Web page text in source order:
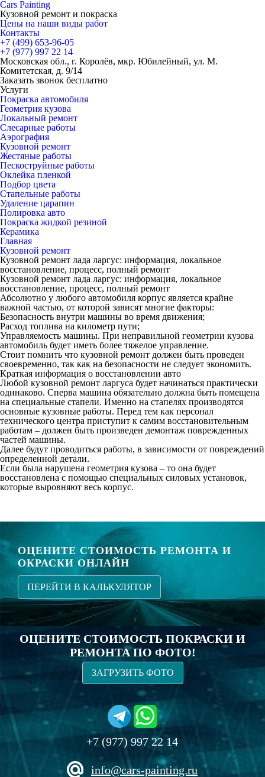
Cars Painting
Кузовной ремонт и покраска
Цены на наши виды работ
Контакты
+7 (499) 653-96-05
+7 (977) 997 22 14
Московская обл., г. Королёв, мкр. Юбилейный, ул. М.
Комитетская, д. 9/14
Заказать звонок бесплатно
Услуги
Покраска автомобиля
Геометрия кузова
Локальный ремонт
Слесарные работы
Аэрография
Кузовной ремонт
Жестяные работы
Пескоструйные работы
Оклейка пленкой
Подбор цвета
Стапельные работы
Удаление царапин
Полировка авто
Покраска жидкой резиной
Керамика
Главная
Кузовной ремонт
Кузовной ремонт лада ларгус: информация, локальное
восстановление, процесс, полный ремонт
Кузовной ремонт лада ларгус: информация, локальное
восстановление, процесс, полный ремонт
Абсолютно у любого автомобиля корпус является крайне
важной частью, от которой зависят многие факторы:
Безопасность внутри машины во время движения;
Расход топлива на километр пути;
Управляемость машины. При неправильной геометрии кузова
автомобиль будет иметь более тяжелое управление.
Стоит помнить что кузовной ремонт должен быть проведен
своевременно, так как на безопасности не следует экономить.
Краткая информация о восстановлении авто
Любой кузовной ремонт ларгуса будет начинаться практически
одинаково. Сперва машина обязательно должна быть помещена
на специальные стапели. Именно на стапелях производятся
основные кузовные работы. Перед тем как персонал
технического центра приступит к самим восстановительным
работам – должен быть произведен демонтаж поврежденных
частей машины.
Далее будут проводиться работы, в зависимости от повреждений
определенной детали.
Если была нарушена геометрия кузова – то она будет
восстановлена с помощью специальных силовых установок,
которые выровняют весь корпус.
ОЦЕНИТЕ СТОИМОСТЬ РЕМОНТА И
ОКРАСКИ ОНЛАЙН
ПЕРЕЙТИ В КАЛЬКУЛЯТОР
ОЦЕНИТЕ СТОИМОСТЬ ПОКРАСКИ И
РЕМОНТА ПО ФОТО!
ЗАГРУЗИТЬ ФОТО
+7 (977) 997 22 14
info@cars-painting.ru